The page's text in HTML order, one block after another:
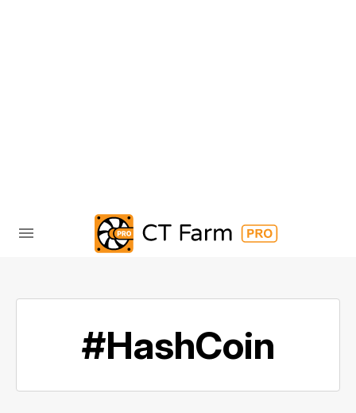
#HashCoin